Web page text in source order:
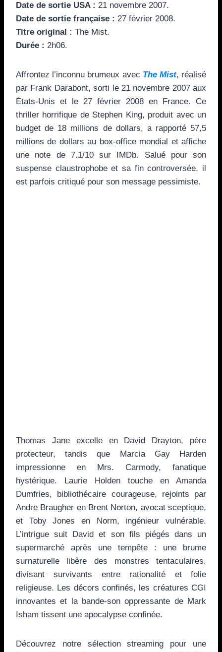
Date de sortie USA : 21 novembre 2007.
Date de sortie française : 27 février 2008.
Titre original : The Mist.
Durée : 2h06.
Affrontez l’inconnu brumeux avec The Mist, réalisé
par Frank Darabont, sorti le 21 novembre 2007 aux
États-Unis et le 27 février 2008 en France. Ce
thriller horrifique de Stephen King, produit avec un
budget de 18 millions de dollars, a rapporté 57,5
millions de dollars au box-office mondial et affiche
une note de 7.1/10 sur IMDb. Salué pour son
suspense claustrophobe et sa fin controversée, il
est parfois critiqué pour son message pessimiste.
Thomas Jane excelle en David Drayton, père
protecteur, tandis que Marcia Gay Harden
impressionne en Mrs. Carmody, fanatique
hystérique. Laurie Holden touche en Amanda
Dumfries, bibliothécaire courageuse, rejoints par
Andre Braugher en Brent Norton, avocat sceptique,
et Toby Jones en Norm, ingénieur vulnérable.
L’intrigue suit David et son fils piégés dans un
supermarché après une tempête : une brume
surnaturelle libère des monstres tentaculaires,
divisant survivants entre rationalité et folie
religieuse. Les décors confinés, les créatures CGI
innovantes et la bande-son oppressante de Mark
Isham tissent une apocalypse confinée.
Découvrez notre sélection streaming pour une